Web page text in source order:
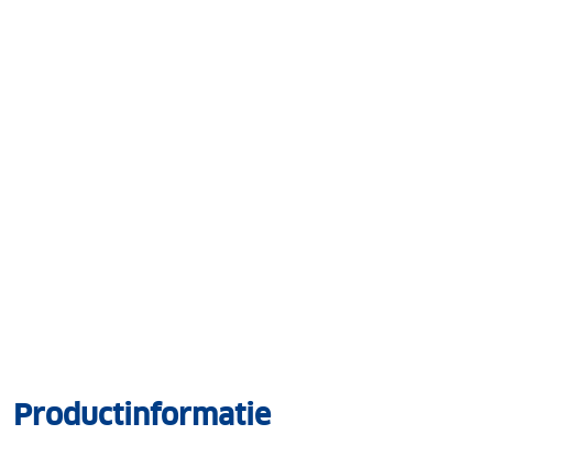
Productinformatie